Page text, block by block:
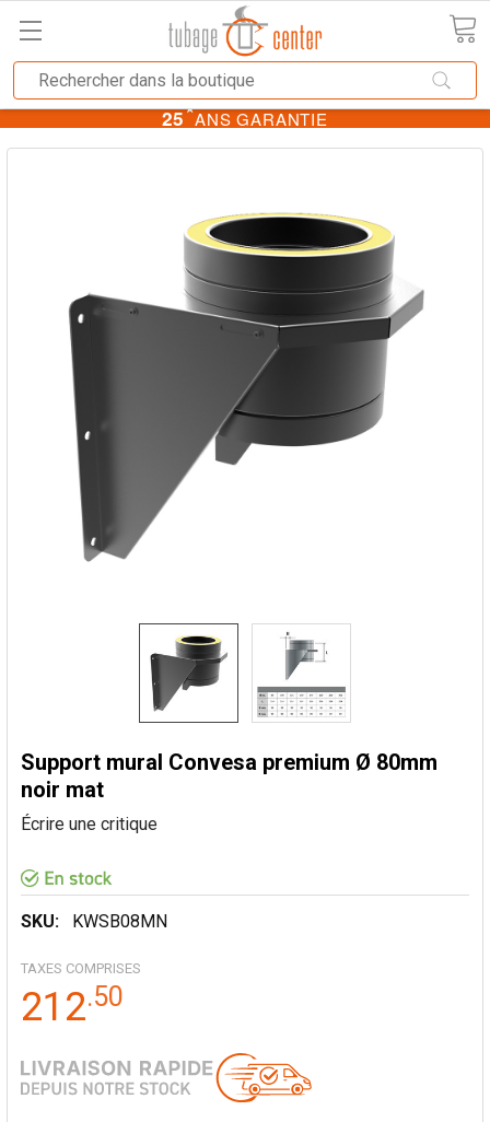
25★ ANS GARANTIE
Support mural Convesa premium Ø 80mm
noir mat
Écrire une critique
SKU: KWSB08MN
TAXES COMPRISES
212.50